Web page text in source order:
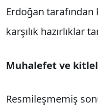
Erdoğan
karşılık hazırlıklar
Muhalefet ve
Resmileşmemiş